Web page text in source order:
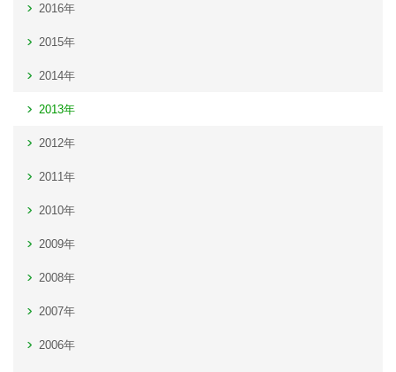
2016年
2015年
2014年
2013年
2012年
2011年
2010年
2009年
2008年
2007年
2006年